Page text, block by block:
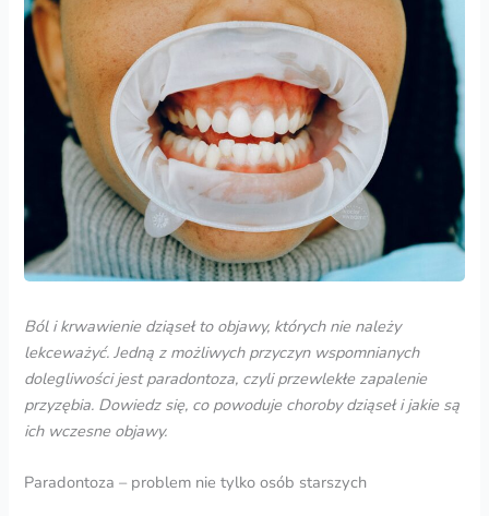
Ból i krwawienie dziąseł to objawy, których nie należy
lekceważyć. Jedną z możliwych przyczyn wspomnianych
dolegliwości jestparadontoza, czyli przewlekłe zapalenie
przyzębia. Dowiedz się, co powoduje choroby dziąsełi jakie są
ich wczesne objawy.
Paradontoza – problem nie tylko osób starszych